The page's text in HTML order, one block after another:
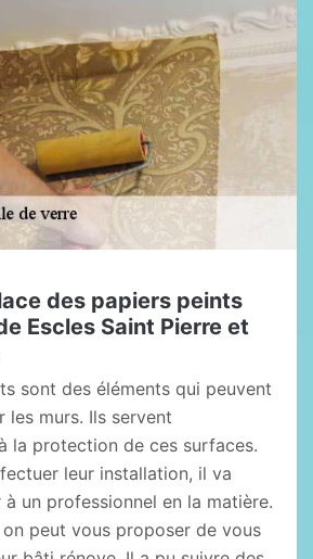
des papiers peints
Escles Saint Pierre et
sont des éléments qui peuvent
les murs. Ils servent
la protection de ces surfaces.
leur installation, il va
un professionnel en la matière.
on peut vous proposer de vous